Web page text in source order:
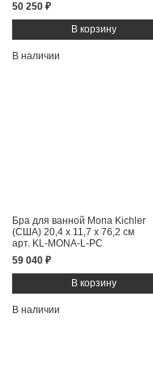
50 250 ₽
В наличии
Бра для ванной Mona Kichler
(США) 20,4 x 11,7 x 76,2 см
арт. KL-MONA-L-PC
59 040 ₽
В наличии